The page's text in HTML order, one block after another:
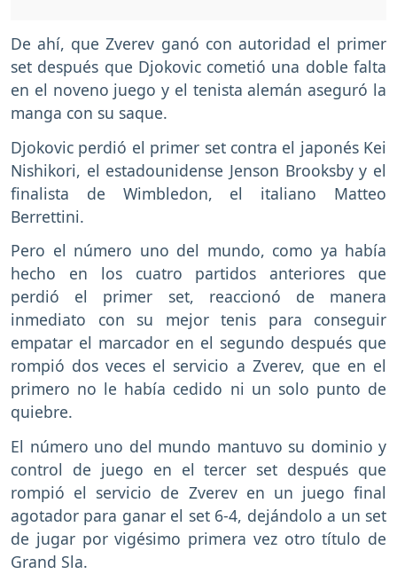
De ahí, que Zverev ganó con autoridad el primer
set después que Djokovic cometió una doble falta
en el noveno juego y el tenista alemán aseguró la
manga con su saque.
Djokovic perdió el primer set contra el japonés Kei
Nishikori, el estadounidense Jenson Brooksby y el
finalista de Wimbledon, el italiano Matteo
Berrettini.
Pero el número uno del mundo, como ya había
hecho en los cuatro partidos anteriores que
perdió el primer set, reaccionó de manera
inmediato con su mejor tenis para conseguir
empatar el marcador en el segundo después que
rompió dos veces el servicio a Zverev, que en el
primero no le había cedido ni un solo punto de
quiebre.
El número uno del mundo mantuvo su dominio y
control de juego en el tercer set después que
rompió el servicio de Zverev en un juego final
agotador para ganar el set 6-4, dejándolo a un set
de jugar por vigésimo primera vez otro título de
Grand Sla.